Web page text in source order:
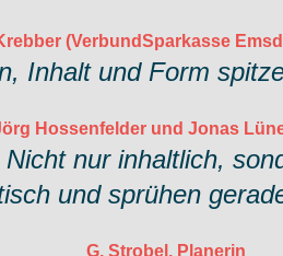
(VerbundSparkasse
Inhalt und Form
Hossenfelder und Jonas
nur inhaltlich,
und sprühen
G. Strobel, Planerin